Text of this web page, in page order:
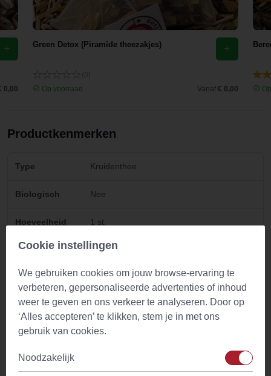
0,00
Green Detox (Piramide theezakjes)
Op voorraad
Vanaf € 0,00
Productkenmerken
Type Kruidenthee
Biologisch Nee
Hoeveelheid 1 st.
Zettijd 10 min.
Temperatuur
water
100°C
Ingredienten Buchu blad gesneden
Cookie instellingen
We gebruiken cookies om jouw browse-ervaring te
verbeteren, gepersonaliseerde advertenties of inhoud
weer te geven en ons verkeer te analyseren. Door op
‘Alles accepteren’ te klikken, stem je in met ons
gebruik van cookies.
Noodzakelijk